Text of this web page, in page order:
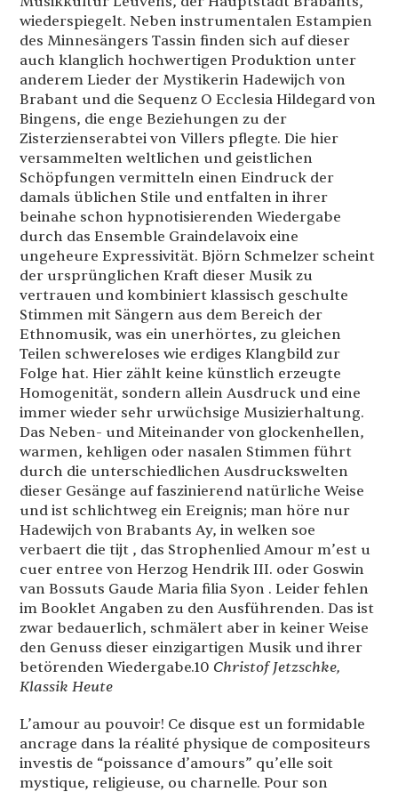
wiederspiegelt. Neben instrumentalen Estampien
des Minnesängers Tassin finden sich auf dieser
auch klanglich hochwertigen Produktion unter
anderem Lieder der Mystikerin Hadewijch von
Brabant und die Sequenz O Ecclesia Hildegard von
Bingens, die enge Beziehungen zu der
Zisterzienserabtei von Villers pflegte. Die hier
versammelten weltlichen und geistlichen
Schöpfungen vermitteln einen Eindruck der
damals üblichen Stile und entfalten in ihrer
beinahe schon hypnotisierenden Wiedergabe
durch das Ensemble Graindelavoix eine
ungeheure Expressivität. Björn Schmelzer scheint
der ursprünglichen Kraft dieser Musik zu
vertrauen und kombiniert klassisch geschulte
Stimmen mit Sängern aus dem Bereich der
Ethnomusik, was ein unerhörtes, zu gleichen
Teilen schwereloses wie erdiges Klangbild zur
Folge hat. Hier zählt keine künstlich erzeugte
Homogenität, sondern allein Ausdruck und eine
immer wieder sehr urwüchsige Musizierhaltung.
Das Neben- und Miteinander von glockenhellen,
warmen, kehligen oder nasalen Stimmen führt
durch die unterschiedlichen Ausdruckswelten
dieser Gesänge auf faszinierend natürliche Weise
und ist schlichtweg ein Ereignis; man höre nur
Hadewijch von Brabants Ay, in welken soe
verbaert die tijt , das Strophenlied Amour m’est u
cuer entree von Herzog Hendrik III. oder Goswin
van Bossuts Gaude Maria filia Syon . Leider fehlen
im Booklet Angaben zu den Ausführenden. Das ist
zwar bedauerlich, schmälert aber in keiner Weise
den Genuss dieser einzigartigen Musik und ihrer
betörenden Wiedergabe.10 Christof Jetzschke,
Klassik Heute
L’amour au pouvoir! Ce disque est un formidable
ancrage dans la réalité physique de compositeurs
investis de “poissance d’amours” qu’elle soit
mystique, religieuse, ou charnelle. Pour son